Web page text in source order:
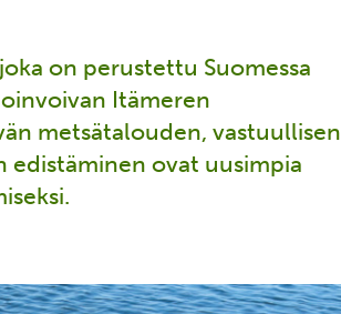
on perustettu Suomessa
Itämeren
metsätalouden, vastuullisen
ovat uusimpia